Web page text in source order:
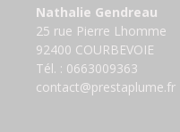
Nathalie Gendreau
25 rue Pierre Lhomme
92400 COURBEVOIE
Tél. : 0663009363
contact@prestaplume.fr